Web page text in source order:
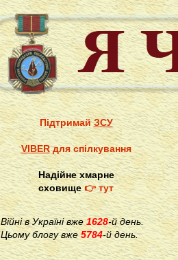
ПідтримайЗСУ
VIBERдля спілкування
Надійне хмарне
сховище👉 тут
Війні в Україні вже1628-й день.
Цьому блогу вже 5784-й день.